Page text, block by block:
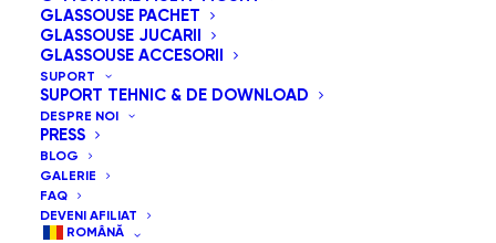
GLASSOUSE PACHET
GLASSOUSE JUCARII
GLASSOUSE ACCESORII
SUPORT
SUPORT TEHNIC & DE DOWNLOAD
DESPRE NOI
PRESS
BLOG
GALERIE
FAQ
DEVENI AFILIAT
ROMÂNĂ